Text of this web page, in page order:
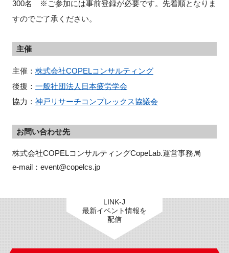
300名 ※ご参加には事前登録が必要です。先着順となりま
すのでご了承ください。
主催
主催： 株式会社COPELコンサルティング
後援： 一般社団法人日本疲労学会
協力： 神戸リサーチコンプレックス協議会
お問い合わせ先
株式会社COPELコンサルティングCopeLab.運営事務局
e-mail：event@copelcs.jp
LINK-J
最新イベント情報を
配信